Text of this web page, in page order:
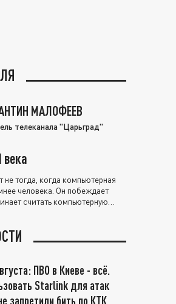
МАЛОФЕЕВ
телеканала "Царьград"
тогда, когда компьютерная
человека. Он побеждает
считать компьютерную
ПВО в Киеве - всё.
Starlink для атак
запретили бить по КТК